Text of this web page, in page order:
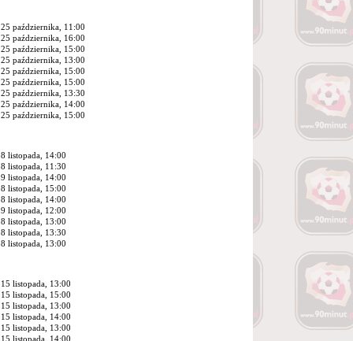
25 października, 11:00
25 października, 16:00
25 października, 15:00
25 października, 13:00
25 października, 15:00
25 października, 15:00
25 października, 13:30
25 października, 14:00
25 października, 15:00
8 listopada, 14:00
8 listopada, 11:30
9 listopada, 14:00
8 listopada, 15:00
8 listopada, 14:00
9 listopada, 12:00
8 listopada, 13:00
8 listopada, 13:30
8 listopada, 13:00
15 listopada, 13:00
15 listopada, 15:00
15 listopada, 13:00
15 listopada, 14:00
15 listopada, 13:00
15 listopada, 14:00